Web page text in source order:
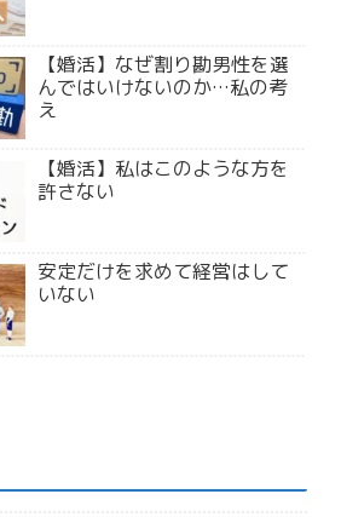
【婚活】なぜ割り勘男性を選
んではいけないのか…私の考
え
【婚活】私はこのような方を
許さない
安定だけを求めて経営はして
いない